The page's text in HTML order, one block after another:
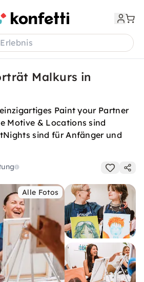
Malkurs in
Paint your Partner
Motive & Locations sind
sind für Anfänger und
Alle Fotos